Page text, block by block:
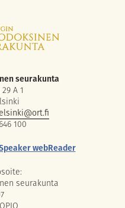
seurakunta
A 1
100
webReader
seurakunta